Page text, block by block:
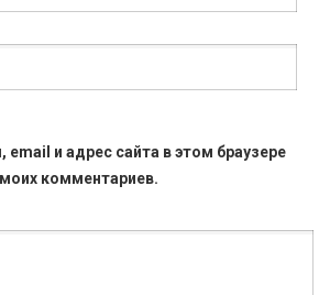
email и адрес сайта в этом браузере
комментариев.